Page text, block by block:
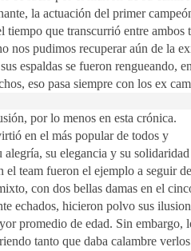
la actuación del primer
tiempo que transcurrió entre
nos pudimos recuperar aún de la
espaldas se fueron rengueando,
eso pasa siempre con los ex
por lo menos en esta crónica.
en el más popular de todos y
su elegancia y su solidaridad
el team fueron el ejemplo a seguir
con dos bellas damas en el
echados, hicieron polvo sus
promedio de edad. Sin embargo,
tanto que daba calambre